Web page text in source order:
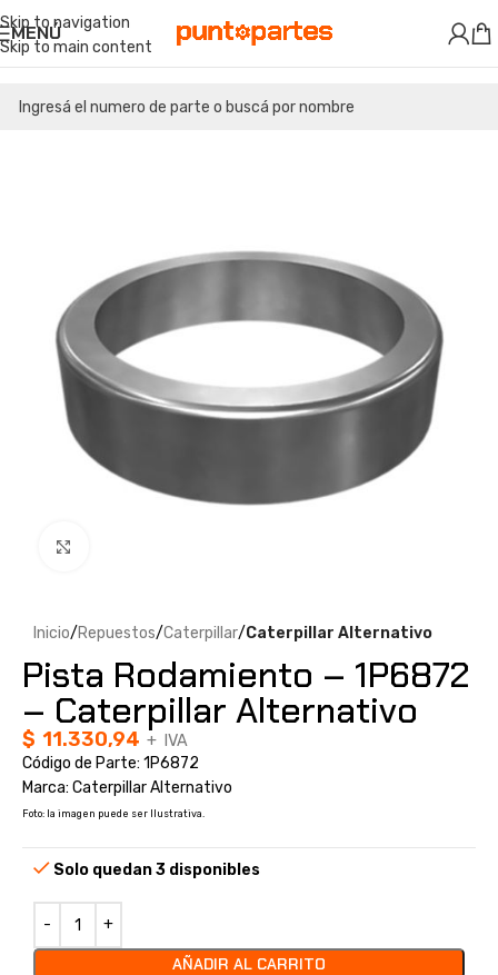
Skip to navigation
Skip to main content
MENÚ
Inicio Repuestos Caterpillar Caterpillar Alternativo
Pista Rodamiento – 1P6872
– Caterpillar Alternativo
$ 11.330,94 + IVA
Código de Parte: 1P6872
Marca: Caterpillar Alternativo
Foto: la imagen puede ser Ilustrativa.
Solo quedan 3 disponibles
AÑADIR AL CARRITO